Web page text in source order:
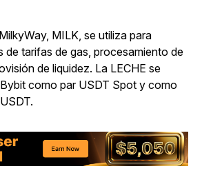
MILK, se utiliza para
de tarifas de gas, procesamiento de
de liquidez. La LECHE se
como par USDT Spot y como